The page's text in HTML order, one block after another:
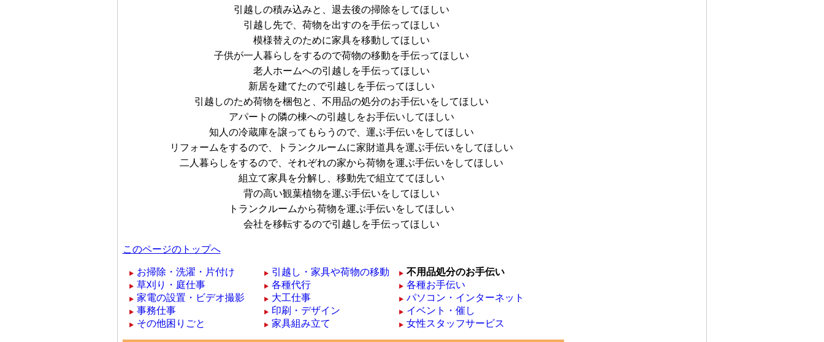
引越しの積み込みと、退去後の掃除をしてほしい
引越し先で、荷物を出すのを手伝ってほしい
模様替えのために家具を移動してほしい
子供が一人暮らしをするので荷物の移動を手伝ってほしい
老人ホームへの引越しを手伝ってほしい
新居を建てたので引越しを手伝ってほしい
引越しのため荷物を梱包と、不用品の処分のお手伝いをしてほしい
アパートの隣の棟への引越しをお手伝いしてほしい
知人の冷蔵庫を譲ってもらうので、運ぶ手伝いをしてほしい
リフォームをするので、トランクルームに家財道具を運ぶ手伝いをしてほしい
二人暮らしをするので、それぞれの家から荷物を運ぶ手伝いをしてほしい
組立て家具を分解し、移動先で組立ててほしい
背の高い観葉植物を運ぶ手伝いをしてほしい
トランクルームから荷物を運ぶ手伝いをしてほしい
会社を移転するので引越しを手伝ってほしい
このページのトップへ
お掃除・洗濯・片付け 引越し・家具や荷物の移動
不用品処分のお手伝い
草刈り・庭仕事
各種代行
各種お手伝い
家電の設置・ビデオ撮影
大工仕事
パソコン・インターネット
事務仕事
印刷・デザイン
イベント・催し
その他困りごと
家具組み立て 女性スタッフサービス